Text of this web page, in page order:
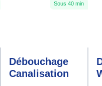
Sous 40 min
Débouchage
Canalisation